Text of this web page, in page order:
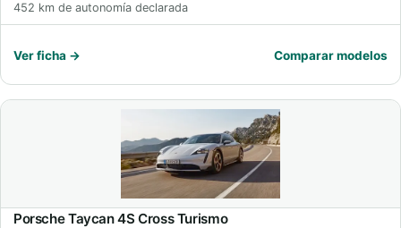
452 km de autonomía declarada
Ver ficha → Comparar modelos
Porsche Taycan 4S Cross Turismo